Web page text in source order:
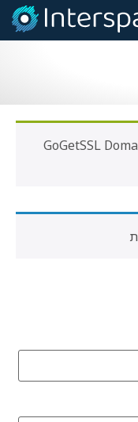
“GoGetSSL